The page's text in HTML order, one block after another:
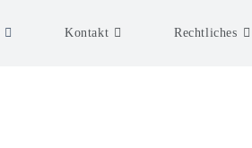
Kontakt Rechtliches